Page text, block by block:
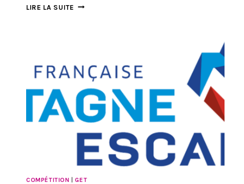
LIRE LA SUITE CHAMPIONNAT
–
3
MARS
2024
COMPÉTITION |GET